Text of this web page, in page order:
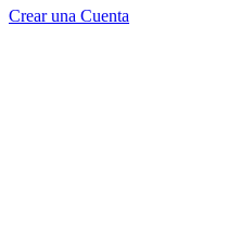
Crear una Cuenta